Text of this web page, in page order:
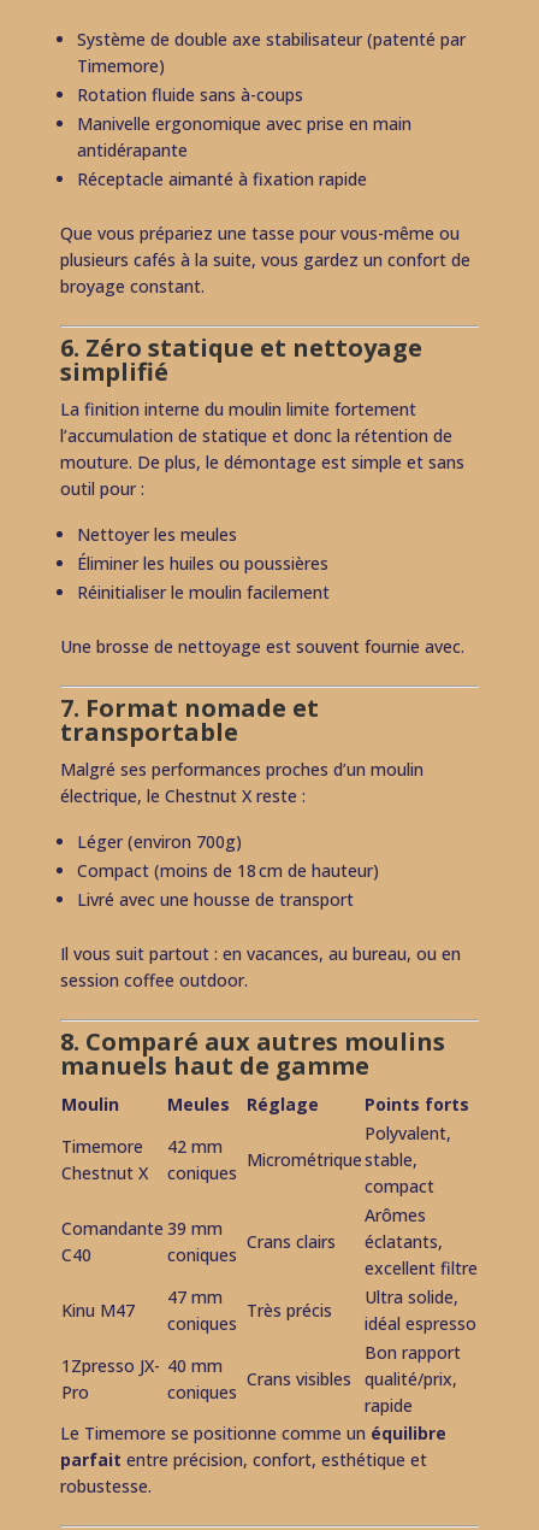
Système de double axe stabilisateur (patenté par
Timemore)
Rotation fluide sans à-coups
Manivelle ergonomique avec prise en main
antidérapante
Réceptacle aimanté à fixation rapide
Que vous prépariez une tasse pour vous-même ou
plusieurs cafés à la suite, vous gardez un confort de
broyage constant.
6. Zéro statique et nettoyage
simplifié
La finition interne du moulin limite fortement
l’accumulation de statique et donc la rétention de
mouture. De plus, le démontage est simple et sans
outil pour :
Nettoyer les meules
Éliminer les huiles ou poussières
Réinitialiser le moulin facilement
Une brosse de nettoyage est souvent fournie avec.
7. Format nomade et
transportable
Malgré ses performances proches d’un moulin
électrique, le Chestnut X reste :
Léger (environ 700g)
Compact (moins de 18 cm de hauteur)
Livré avec une housse de transport
Il vous suit partout : en vacances, au bureau, ou en
session coffee outdoor.
8. Comparé aux autres moulins
manuels haut de gamme
Moulin Meules Réglage
Points forts
Timemore
Chestnut X
42 mm
coniques
Micrométrique
Polyvalent,
stable,
compact
Comandante
C40
39 mm
coniques
Crans clairs
Arômes
éclatants,
excellent filtre
Kinu M47
47 mm
coniques
Très précis
Ultra solide,
idéal espresso
1Zpresso JX-
Pro
40 mm
coniques
Crans visibles
Bon rapport
qualité/prix,
rapide
Le Timemore se positionne comme un équilibre
parfait entre précision, confort, esthétique et
robustesse.